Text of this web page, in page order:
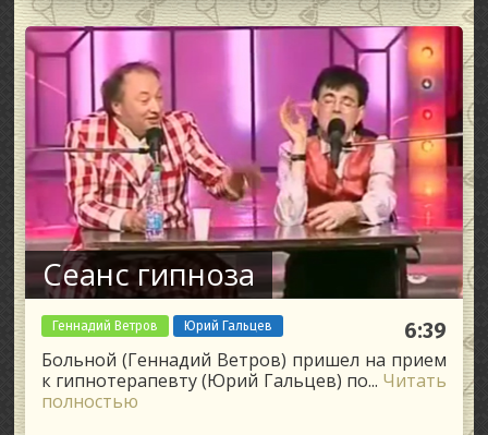
Сеанс гипноза
Геннадий Ветров Юрий Гальцев 6:39
Больной (Геннадий Ветров) пришел на прием
к гипнотерапевту (Юрий Гальцев) по... Читать
полностью